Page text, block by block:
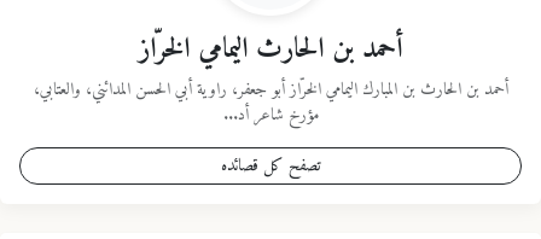
أحمد بن الحارث اليمامي الخرّاز
أحمد بن الحارث بن المبارك اليمامي الخرّاز أبو جعفر، راوية أبي الحسن المدائني، والعتابي،
مؤرخ شاعر أد...
تصفح كل قصائده